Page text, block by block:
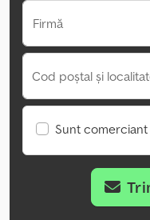
Firmă
Cod poștal și
Sunt comerciant